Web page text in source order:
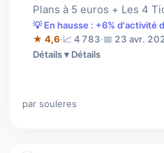
Plans à 5 euros + Les 4
pour le Quinté + La
💡 En hausse : +6% d'activité
★ 4,6·📈 4 783·📅 23 avr.
Détails
par souleres